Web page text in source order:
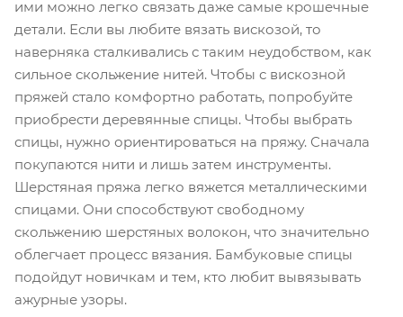
ими можно легко связать даже самые крошечные
детали. Если вы любите вязать вискозой, то
наверняка сталкивались с таким неудобством, как
сильное скольжение нитей. Чтобы с вискозной
пряжей стало комфортно работать, попробуйте
приобрести деревянные спицы. Чтобы выбрать
спицы, нужно ориентироваться на пряжу. Сначала
покупаются нити и лишь затем инструменты.
Шерстяная пряжа легко вяжется металлическими
спицами. Они способствуют свободному
скольжению шерстяных волокон, что значительно
облегчает процесс вязания. Бамбуковые спицы
подойдут новичкам и тем, кто любит вывязывать
ажурные узоры.